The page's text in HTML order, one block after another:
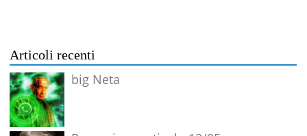
Articoli recenti
big Neta